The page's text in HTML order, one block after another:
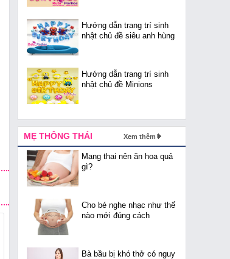
Hướng dẫn trang trí sinh
nhật chủ đề siêu anh hùng
Hướng dẫn trang trí sinh
nhật chủ đề Minions
MẸ THÔNG THÁI Xem thêm
Mang thai nên ăn hoa quả
gì?
Cho bé nghe nhạc như thế
nào mới đúng cách
Bà bầu bị khó thở có nguy